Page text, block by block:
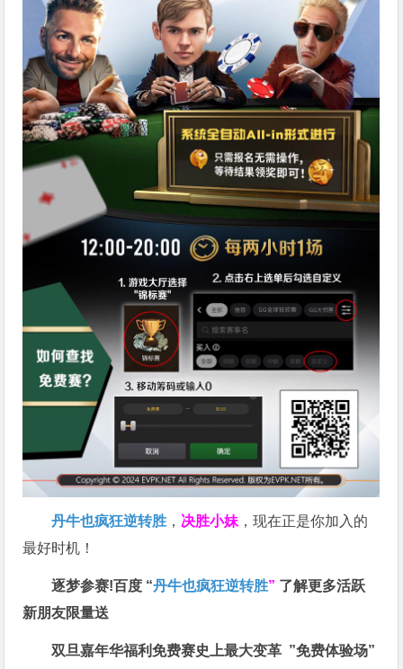
丹牛也疯狂逆转胜 ， 决胜小妹 ，现在正是你加入的
最好时机！
逐梦参赛!百度 “丹牛也疯狂逆转胜” 了解更多活跃
新朋友限量送
双旦嘉年华福利免费赛史上最大变革 ”免费体验场”